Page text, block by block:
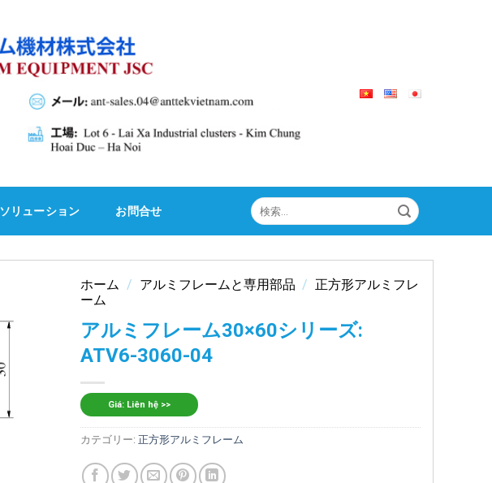
ソリューション お問合せ
検
索
対
ホーム / アルミフレームと専用部品 / 正方形アルミフレ
ーム
アルミフレーム30×60シリーズ:
ATV6-3060-04
Giá: Liên hệ >>
カテゴリー: 正方形アルミフレーム